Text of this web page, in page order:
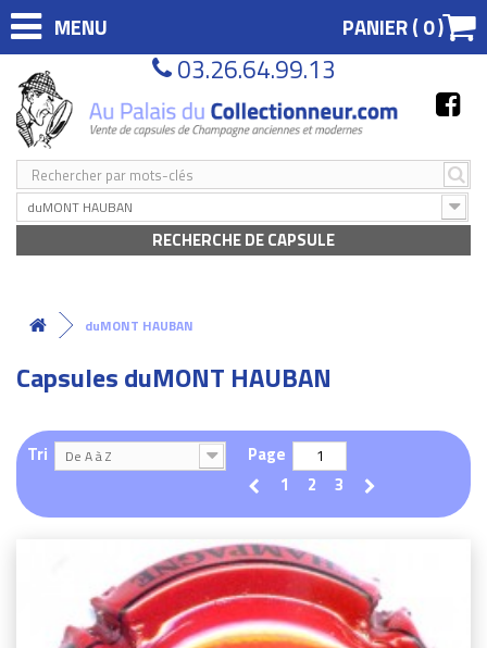
MENU PANIER (0)
03.26.64.99.13
duMONT HAUBAN
RECHERCHE DE CAPSULE
duMONT HAUBAN
Capsules duMONT HAUBAN
Tri De A à Z
Page
1
2 3